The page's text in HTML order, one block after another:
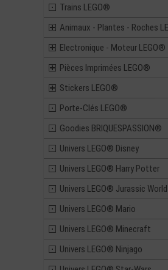
Trains LEGO®
Animaux - Plantes - Roches
Electronique - Moteur LEGO®
Pièces Imprimées LEGO®
Stickers LEGO®
Porte-Clés LEGO®
Goodies BRIQUESPASSION®
Univers LEGO® Disney
Univers LEGO® Harry Potter
Univers LEGO® Jurassic World
Univers LEGO® Mario
Univers LEGO® Minecraft
Univers LEGO® Ninjago